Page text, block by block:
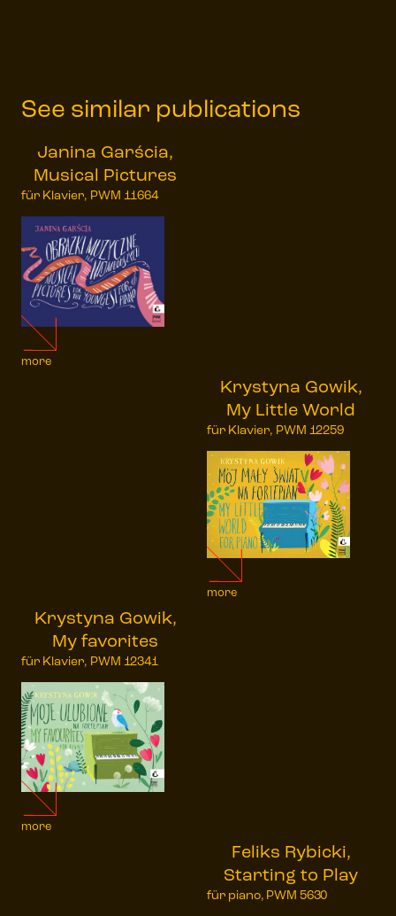
See similar publications
Janina Garścia,
Musical Pictures
für Klavier, PWM 11664
more
Krystyna Gowik,
My Little World
für Klavier, PWM 12259
more
Krystyna Gowik,
My favorites
für Klavier, PWM 12341
more
Feliks Rybicki,
Starting to Play
für piano, PWM 5630